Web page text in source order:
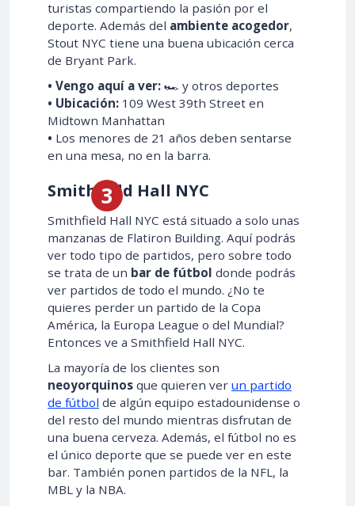
turistas compartiendo la pasión por el
deporte. Además del ambiente acogedor,
Stout NYC tiene una buena ubicación cerca
de Bryant Park.
• Vengo aquí a ver: 🏎️ y otros deportes
• Ubicación: 109 West 39th Street en
Midtown Manhattan
• Los menores de 21 años deben sentarse
en una mesa, no en la barra.
Smithfield Hall NYC
Smithfield Hall NYC está situado a solo unas
manzanas de Flatiron Building. Aquí podrás
ver todo tipo de partidos, pero sobre todo
se trata de un bar de fútbol donde podrás
ver partidos de todo el mundo. ¿No te
quieres perder un partido de la Copa
América, la Europa League o del Mundial?
Entonces ve a Smithfield Hall NYC.
La mayoría de los clientes son
neoyorquinos que quieren ver un partido
de fútbol de algún equipo estadounidense o
del resto del mundo mientras disfrutan de
una buena cerveza. Además, el fútbol no es
el único deporte que se puede ver en este
bar. También ponen partidos de la NFL, la
MBL y la NBA.